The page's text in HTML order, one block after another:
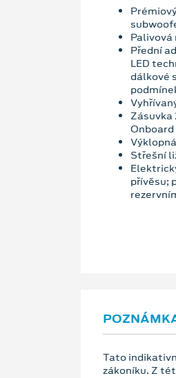
Palivová
Přední
LED
dálkové
Zásuvka
Onboard
Střešní
přívěsu;
Tato
zákoníku. Z